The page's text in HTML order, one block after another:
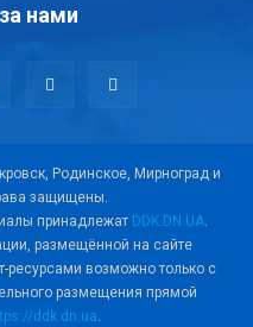
нами
Родинское, Мирноград и
защищены.
принадлежат DDK.DN.UA.
размещённой на сайте
ресурсами возможно только с
размещения прямой
ddk.dn.ua